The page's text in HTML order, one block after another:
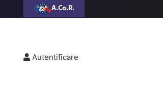
A.Co.R.
Autentificare